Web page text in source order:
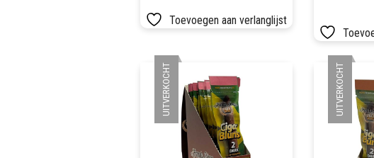
Toevoegen aan verlanglijst
UITVERKOCHT UITVERKOCHT